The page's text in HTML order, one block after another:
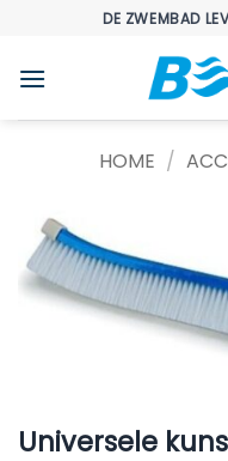
inhoud
DE ZWEMBAD
HOME /
Universele